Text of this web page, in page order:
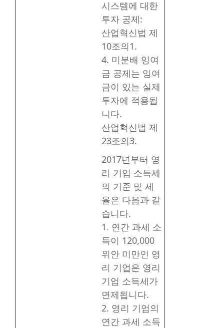
시스템에 대한
투자 공제:
산업혁신법 제
10조의1.
4. 미분배 잉여
금 공제는 잉여
금이 있는 실제
투자에 적용됩
니다.
산업혁신법 제
23조의3.
2017년부터 영
리 기업 소득세
의 기준 및 세
율은 다음과 같
습니다.
1. 연간 과세 소
득이 120,000
위안 미만인 영
리 기업은 영리
기업 소득세가
면제됩니다.
2. 영리 기업의
연간 과세 소득